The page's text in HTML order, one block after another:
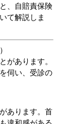
、自賠責保険
て解説しま
があります。
伺い、受診の
あります。首